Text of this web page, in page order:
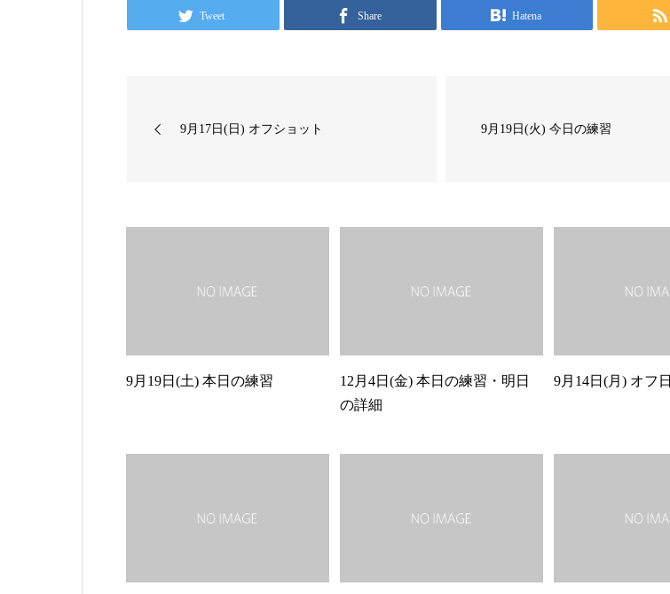
Tweet Share Hatena
9月17日(日) オフショット 9月19日(火) 今日の練習
9月19日(土) 本日の練習
12月4日(金) 本日の練習・明日
の詳細
9月14日(月) オフ日